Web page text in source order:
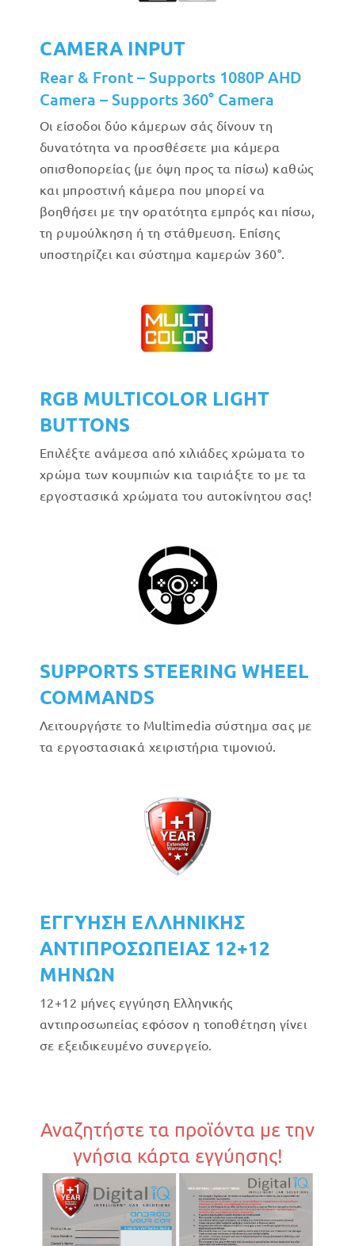
CAMERA INPUT
Rear & Front – Supports 1080P AHD
Camera – Supports 360° Camera
Οι είσοδοι δύο κάμερων σάς δίνουν τη
δυνατότητα να προσθέσετε μια κάμερα
οπισθοπορείας (με όψη προς τα πίσω) καθώς
και μπροστινή κάμερα που μπορεί να
βοηθήσει με την ορατότητα εμπρός και πίσω,
τη ρυμούλκηση ή τη στάθμευση. Επίσης
υποστηρίζει και σύστημα καμερών 360°.
RGB MULTICOLOR LIGHT
BUTTONS
Επιλέξτε ανάμεσα από χιλιάδες χρώματα το
χρώμα των κουμπιών κια ταιριάξτε το με τα
εργοστασικά χρώματα του αυτοκίνητου σας!
SUPPORTS STEERING WHEEL
COMMANDS
Λειτουργήστε το Multimedia σύστημα σας με
τα εργοστασιακά χειριστήρια τιμονιού.
ΕΓΓΥΗΣΗ ΕΛΛΗΝΙΚΗΣ
ΑΝΤΙΠΡΟΣΩΠΕΙΑΣ 12+12
ΜΗΝΩΝ
12+12 μήνες εγγύηση Ελληνικής
αντιπροσωπείας εφόσον η τοποθέτηση γίνει
σε εξειδικευμένο συνεργείο.
Αναζητήστε τα προϊόντα με την
γνήσια κάρτα εγγύησης!